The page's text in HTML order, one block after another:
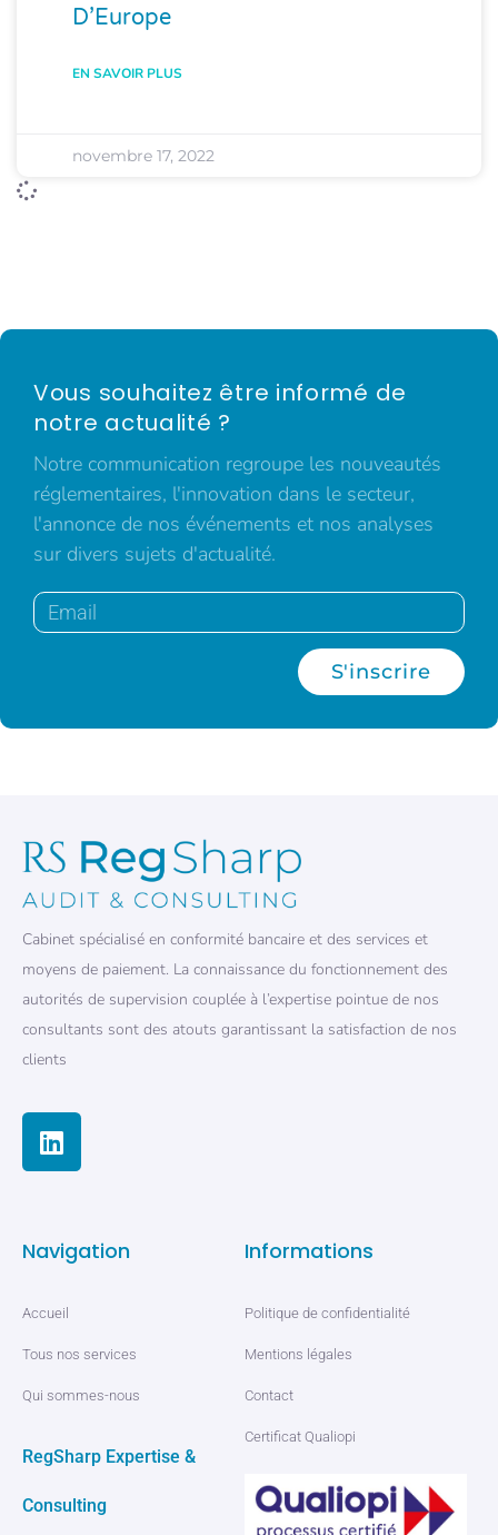
D’Europe
EN SAVOIR PLUS
novembre 17, 2022
Vous souhaitez être informé de
notre actualité ?
Notre communication regroupe les nouveautés
réglementaires, l'innovation dans le secteur,
l'annonce de nos événements et nos analyses
sur divers sujets d'actualité.
S'inscrire
Cabinet spécialisé en conformité bancaire et des services et
moyens de paiement. La connaissance du fonctionnement des
autorités de supervision couplée à l’expertise pointue de nos
consultants sont des atouts garantissant la satisfaction de nos
clients
Navigation
Accueil
Tous nos services
Qui sommes-nous
RegSharp Expertise &
Consulting
Informations
Politique de confidentialité
Mentions légales
Contact
Certificat Qualiopi